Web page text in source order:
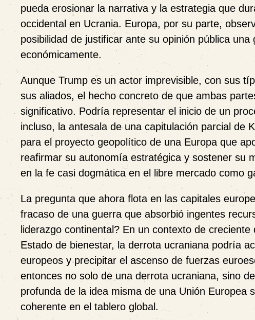
pueda erosionar la narrativa y la estrategia que
occidental en Ucrania. Europa, por su parte,
posibilidad de justificar ante su opinión pública
económicamente.
Aunque Trump es un actor imprevisible, con sus
sus aliados, el hecho concreto de que ambas
significativo. Podría representar el inicio de un
incluso, la antesala de una capitulación parcial de
para el proyecto geopolítico de una Europa que
reafirmar su autonomía estratégica y sostener su
en la fe casi dogmática en el libre mercado como
La pregunta que ahora flota en las capitales
fracaso de una guerra que absorbió ingentes
liderazgo continental? En un contexto de
Estado de bienestar, la derrota ucraniana podría
europeos y precipitar el ascenso de fuerzas
entonces no solo de una derrota ucraniana, sino
profunda de la idea misma de una Unión Europea
coherente en el tablero global.